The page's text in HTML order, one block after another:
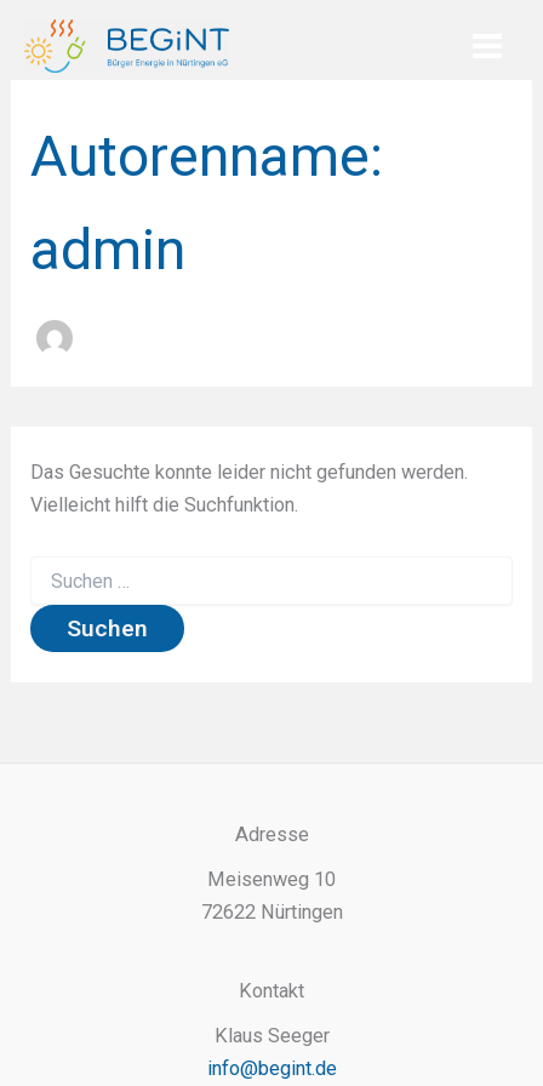
Inhalt
springen
Autorenname:
admin
Das Gesuchte konnte leider nicht gefunden werden.
Vielleicht hilft die Suchfunktion.
nach:
Adresse
Meisenweg 10
72622 Nürtingen
Kontakt
Klaus Seeger
info@begint.de